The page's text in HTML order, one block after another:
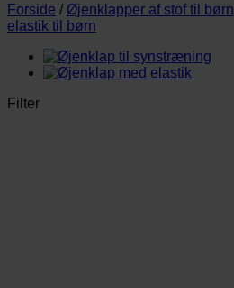
Forside / Øjenklapper af stof til børn
elastik til børn
Filter